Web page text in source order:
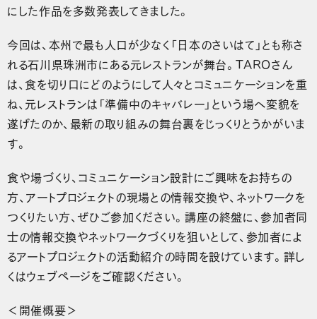
にした作品を多数発表してきました。
今回は、本州で最も人口が少なく「日本のさいはて」とも称さ
れる石川県珠洲市にある元レストランが舞台。TAROさん
は、食を切り口にどのようにして人々とコミュニケーションを重
ね、元レストランは「準備中のキャバレー」という場へ変貌を
遂げたのか、最新の取り組みの舞台裏をじっくりとうかがいま
す。
食や場づくり、コミュニケーション設計にご興味をお持ちの
方、アートプロジェクトの現場との情報交換や、ネットワークを
つくりたい方、ぜひご参加ください。講座の終盤に、参加者同
士の情報交換やネットワークづくりを狙いとして、参加者によ
るアートプロジェクトの活動紹介の時間を設けています。詳し
くはウェブページをご確認ください。
＜開催概要＞